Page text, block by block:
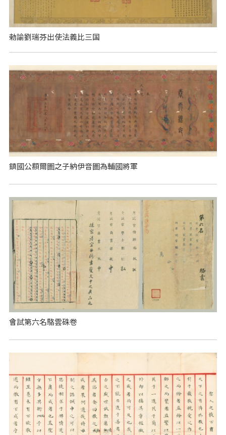
勅諭劉瑞芬出使法義比三国
鎮國公額爾圖之子納伊音圖為輔國將軍
會試第六名駱雲硃卷